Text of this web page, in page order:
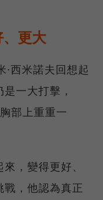
更大
西米諾夫回想起
一大打擊，
部上重重一
，變得更好、
，他認為真正